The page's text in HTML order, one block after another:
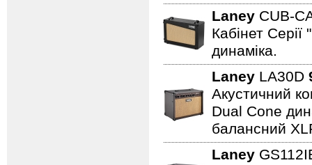
Laney CUB-
Кабінет
динаміка.
Laney LA30D
Акустичний
Dual Cone
балансний
Laney